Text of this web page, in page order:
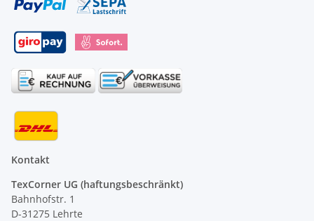
Kontakt
TexCorner UG (haftungsbeschränkt)
Bahnhofstr. 1
D-31275 Lehrte